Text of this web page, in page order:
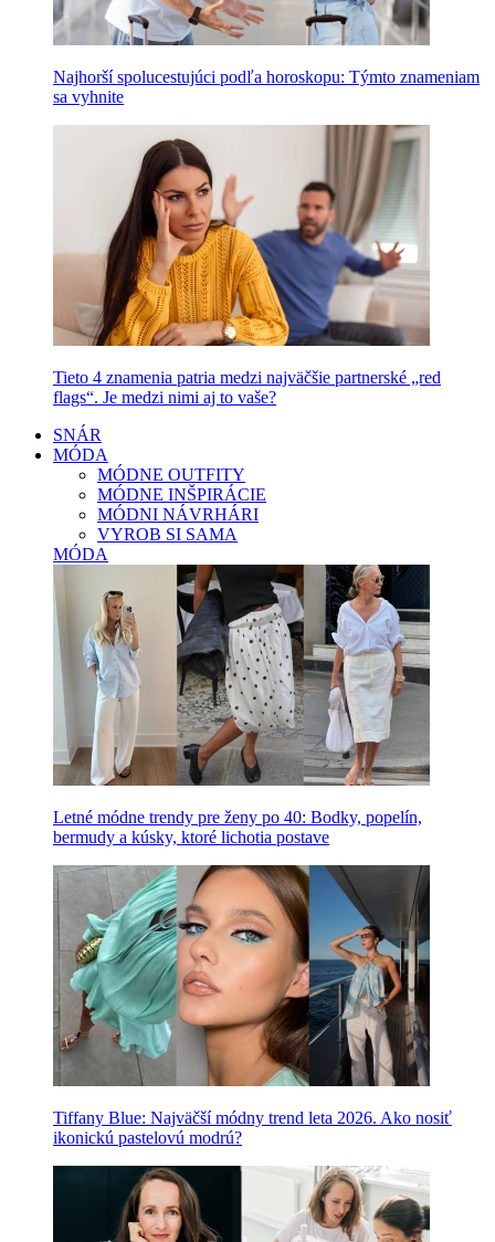
Najhorší spolucestujúci podľa horoskopu: Týmto znameniam
sa vyhnite
Tieto 4 znamenia patria medzi najväčšie partnerské „red
flags“. Je medzi nimi aj to vaše?
SNÁR
MÓDA
MÓDNE OUTFITY
MÓDNE INŠPIRÁCIE
MÓDNI NÁVRHÁRI
VYROB SI SAMA
MÓDA
Letné módne trendy pre ženy po 40: Bodky, popelín,
bermudy a kúsky, ktoré lichotia postave
Tiffany Blue: Najväčší módny trend leta 2026. Ako nosiť
ikonickú pastelovú modrú?